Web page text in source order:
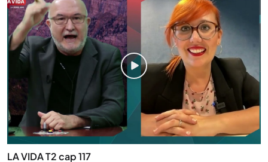
LA VIDA T2 cap 117